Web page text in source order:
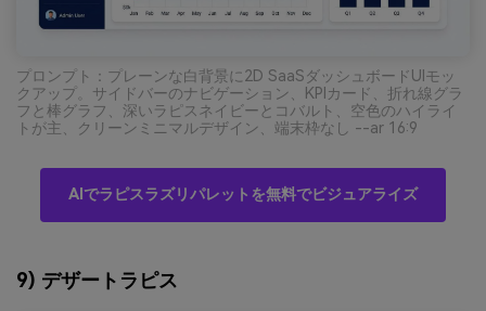
プロンプト：プレーンな白背景に2D SaaSダッシュボードUIモッ
クアップ。サイドバーのナビゲーション、KPIカード、折れ線グラ
フと棒グラフ、深いラピスネイビーとコバルト、空色のハイライ
トが主、クリーンミニマルデザイン、端末枠なし --ar 16:9
AIでラピスラズリパレットを無料でビジュアライズ
9) デザートラピス